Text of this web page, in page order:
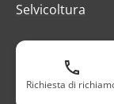
Selvicoltura
Assistenza
Assistenza e
Richiesta di